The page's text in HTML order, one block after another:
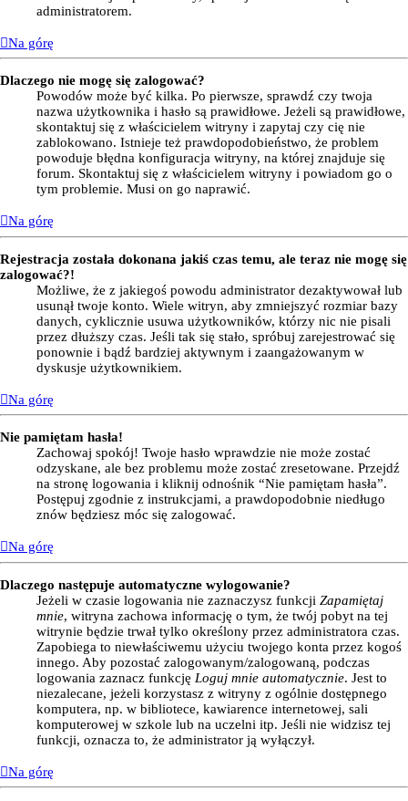
administratorem.
Na górę
Dlaczego nie mogę się zalogować?
Powodów może być kilka. Po pierwsze, sprawdź czy twoja
nazwa użytkownika i hasło są prawidłowe. Jeżeli są prawidłowe,
skontaktuj się z właścicielem witryny i zapytaj czy cię nie
zablokowano. Istnieje też prawdopodobieństwo, że problem
powoduje błędna konfiguracja witryny, na której znajduje się
forum. Skontaktuj się z właścicielem witryny i powiadom go o
tym problemie. Musi on go naprawić.
Na górę
Rejestracja została dokonana jakiś czas temu, ale teraz nie mogę się
zalogować?!
Możliwe, że z jakiegoś powodu administrator dezaktywował lub
usunął twoje konto. Wiele witryn, aby zmniejszyć rozmiar bazy
danych, cyklicznie usuwa użytkowników, którzy nic nie pisali
przez dłuższy czas. Jeśli tak się stało, spróbuj zarejestrować się
ponownie i bądź bardziej aktywnym i zaangażowanym w
dyskusje użytkownikiem.
Na górę
Nie pamiętam hasła!
Zachowaj spokój! Twoje hasło wprawdzie nie może zostać
odzyskane, ale bez problemu może zostać zresetowane. Przejdź
na stronę logowania i kliknij odnośnik “Nie pamiętam hasła”.
Postępuj zgodnie z instrukcjami, a prawdopodobnie niedługo
znów będziesz móc się zalogować.
Na górę
Dlaczego następuje automatyczne wylogowanie?
Jeżeli w czasie logowania nie zaznaczysz funkcji Zapamiętaj
mnie, witryna zachowa informację o tym, że twój pobyt na tej
witrynie będzie trwał tylko określony przez administratora czas.
Zapobiega to niewłaściwemu użyciu twojego konta przez kogoś
innego. Aby pozostać zalogowanym/zalogowaną, podczas
logowania zaznacz funkcję Loguj mnie automatycznie. Jest to
niezalecane, jeżeli korzystasz z witryny z ogólnie dostępnego
komputera, np. w bibliotece, kawiarence internetowej, sali
komputerowej w szkole lub na uczelni itp. Jeśli nie widzisz tej
funkcji, oznacza to, że administrator ją wyłączył.
Na górę